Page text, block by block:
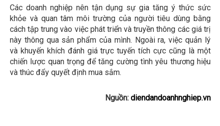
Các doanh nghiệp nên tận dụng sự gia tăng ý thức sức
khỏe và quan tâm môi trường của người tiêu dùng bằng
cách tập trung vào việc phát triển và truyền thông các giá trị
này thông qua sản phẩm của mình. Ngoài ra, việc quản lý
và khuyến khích đánh giá trực tuyến tích cực cũng là một
chiến lược quan trọng để tăng cường tình yêu thương hiệu
và thúc đẩy quyết định mua sắm.
Nguồn: diendandoanhnghiep.vn